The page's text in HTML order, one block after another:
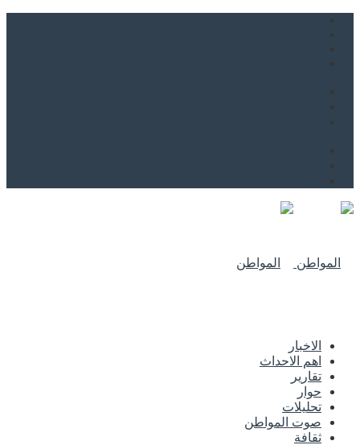
الاخبار
اهم الاحداث
تقارير
حوار
تحليلات
صوت المواطن
ثقافة